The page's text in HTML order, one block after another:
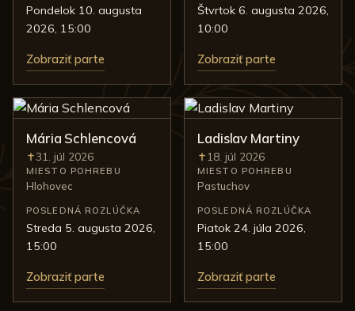
pondelok 10. augusta
2026, 15:00
Zobraziť parte
štvrtok 6. augusta 2026,
10:00
Zobraziť parte
Mária Schlencová
Úmrtie:
31. júl 2026
MIESTO POHREBU
Hlohovec
POSLEDNÁ ROZLÚČKA
streda 5. augusta 2026,
15:00
Zobraziť parte
Ladislav Martiny
Úmrtie:
18. júl 2026
MIESTO POHREBU
Pastuchov
POSLEDNÁ ROZLÚČKA
piatok 24. júla 2026,
15:00
Zobraziť parte